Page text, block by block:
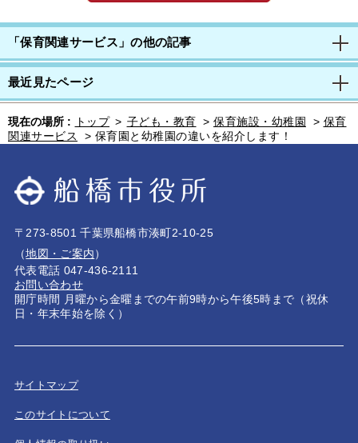
「保育関連サービス」の他の記事
最近見たページ
現在の場所 : トップ > 子ども・教育 > 保育施設・幼稚園 > 保育
関連サービス
> 保育園と幼稚園の違いを紹介します！
〒273-8501 千葉県船橋市湊町2-10-25
（地図・ご案内）
代表電話 047-436-2111
お問い合わせ
開庁時間 月曜から金曜までの午前9時から午後5時まで（祝休
日・年末年始を除く）
サイトマップ
このサイトについて